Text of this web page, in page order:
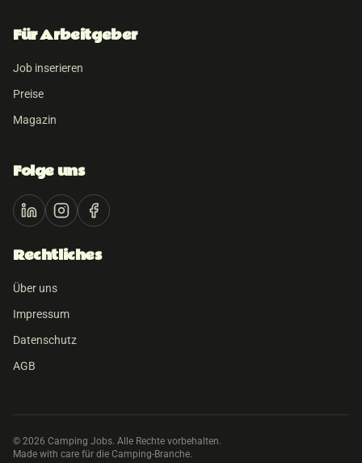
Für Arbeitgeber
Job inserieren
Preise
Magazin
Folge uns
Rechtliches
Über uns
Impressum
Datenschutz
AGB
© 2026 Camping Jobs. Alle Rechte vorbehalten.
Made with care für die Camping-Branche.